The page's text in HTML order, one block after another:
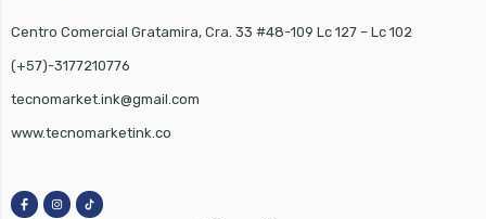
Centro Comercial Gratamira, Cra. 33 #48-109 Lc 127 – Lc 102
(+57)-3177210776
tecnomarket.ink@gmail.com
www.tecnomarketink.co